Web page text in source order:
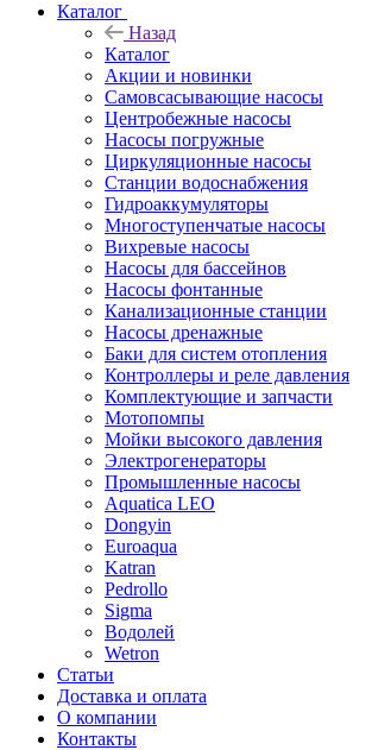
Каталог
Назад
Каталог
Акции и новинки
Самовсасывающие насосы
Центробежные насосы
Насосы погружные
Циркуляционные насосы
Станции водоснабжения
Гидроаккумуляторы
Многоступенчатые насосы
Вихревые насосы
Насосы для бассейнов
Насосы фонтанные
Канализационные станции
Насосы дренажные
Баки для систем отопления
Контроллеры и реле давления
Комплектующие и запчасти
Мотопомпы
Мойки высокого давления
Электрогенераторы
Промышленные насосы
Aquatica LEO
Dongyin
Euroaqua
Katran
Pedrollo
Sigma
Водолей
Wetron
Статьи
Доставка и оплата
О компании
Контакты